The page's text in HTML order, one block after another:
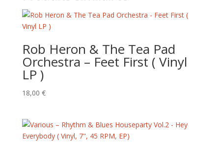
Rob Heron & The Tea Pad
Orchestra – Feet First ( Vinyl
LP )
18,00 €